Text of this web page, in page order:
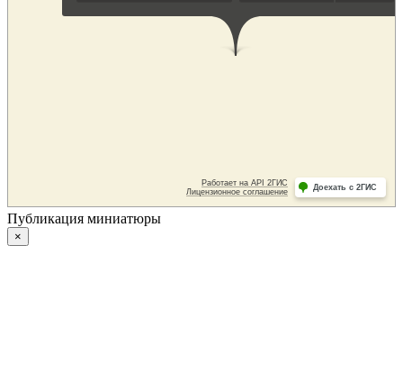
Публикация миниатюры
×